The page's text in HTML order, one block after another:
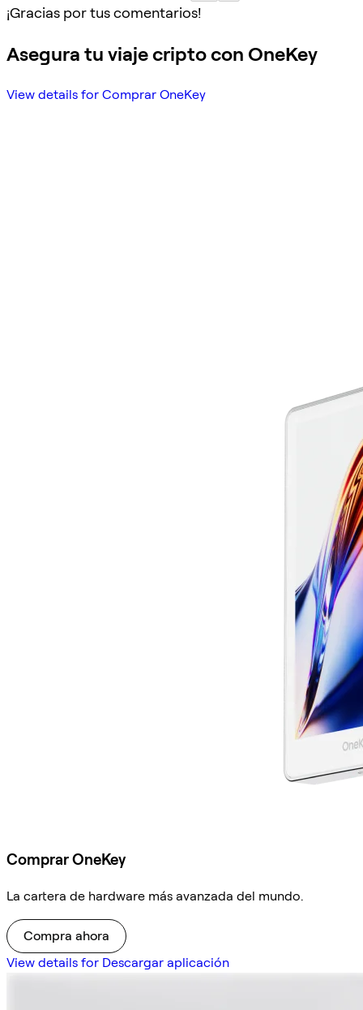
¡Gracias por tus comentarios!
Asegura tu viaje cripto con OneKey
View details for Comprar OneKey
Comprar OneKey
La cartera de hardware más avanzada del mundo.
Compra ahora
View details for Descargar aplicación